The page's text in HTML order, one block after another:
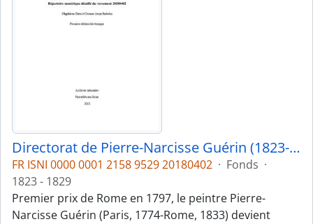
Directorat de Pierre-Narcisse Guérin (1823-1828)
FR ISNI 0000 0001 2158 9529 20180402 · Fonds ·
1823 - 1829
Premier prix de Rome en 1797, le peintre Pierre-
Narcisse Guérin (Paris, 1774-Rome, 1833) devient